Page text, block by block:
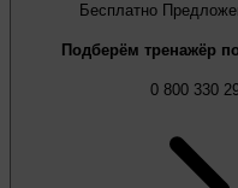
Бесплатно
Подберём тренажёр
0 800 330